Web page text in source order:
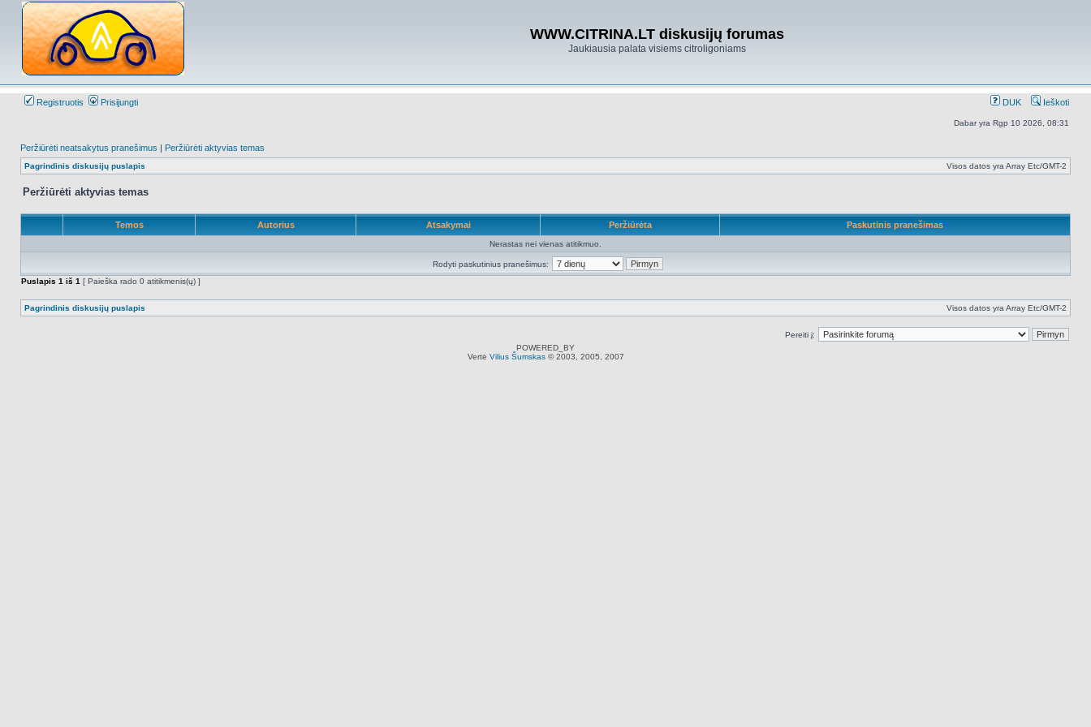
WWW.CITRINA.LT diskusijų forumas
Jaukiausia palata visiems citroligoniams
Registruotis Prisijungti DUK Ieškoti
Dabar yra Rgp 10 2026, 08:31
Peržiūrėti neatsakytus pranešimus | Peržiūrėti aktyvias temas
Pagrindinis diskusijų puslapis Visos datos yra Array Etc/GMT-2
Peržiūrėti aktyvias temas
Temos Autorius Atsakymai Peržiūrėta Paskutinis pranešimas
Nerastas nei vienas atitikmuo.
Rodyti paskutinius pranešimus:
Puslapis 1 iš 1 [ Paieška rado 0 atitikmenis(ų) ]
Pagrindinis diskusijų puslapis Visos datos yra Array Etc/GMT-2
Pereiti į:
POWERED_BY
Vertė Vilius Šumskas© 2003, 2005, 2007